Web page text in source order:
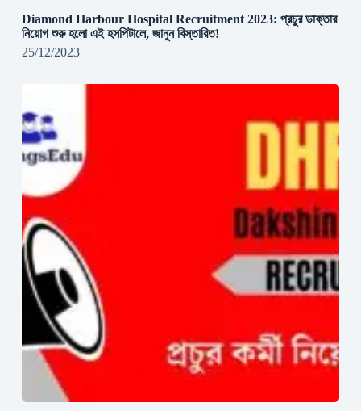
Diamond Harbour Hospital Recruitment 2023: প্রচুর ডাক্তার
নিয়োগ শুরু হলো এই হসপিটালে, জানুন বিস্তারিত!
25/12/2023